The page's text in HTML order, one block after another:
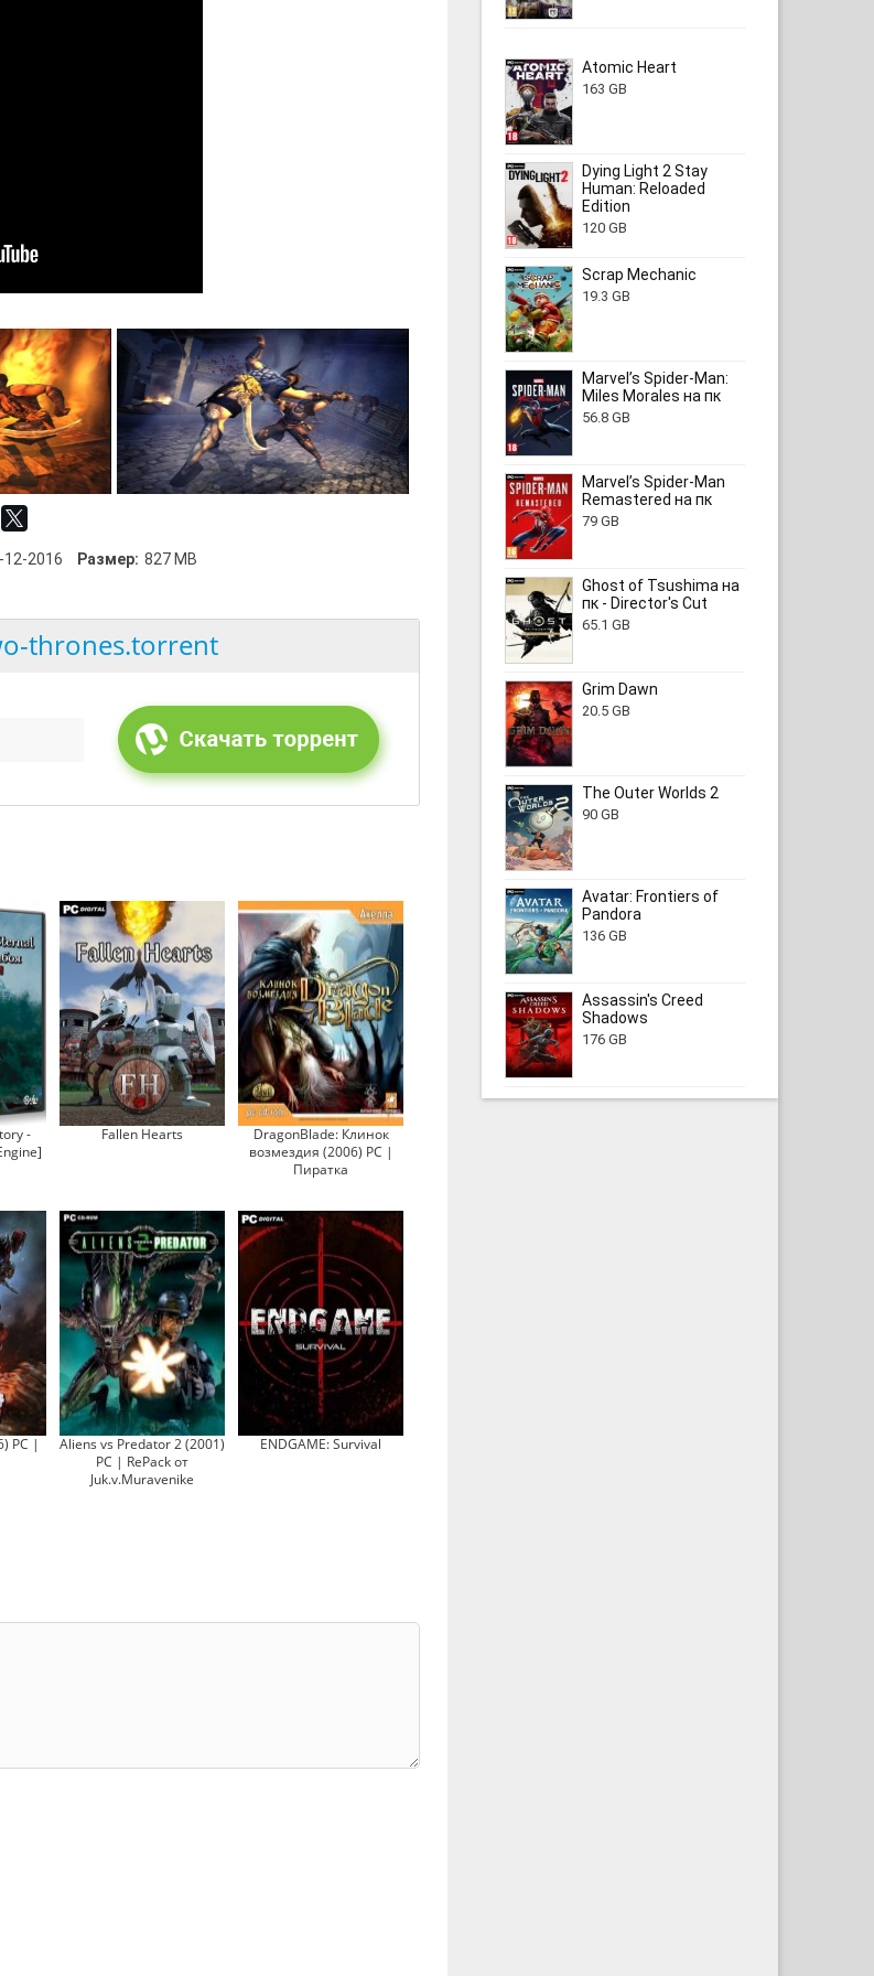
12-2016 Размер: 827 MB
thrones.torrent
-
Fallen Hearts
DragonBlade: Клинок
возмездия (2006) PC |
Пиратка
PC |
Aliens vs Predator 2 (2001)
PC | RePack от
Juk.v.Muravenike
ENDGAME: Survival
Atomic Heart
163 GB
Dying Light 2 Stay
Human: Reloaded
Edition
120 GB
Scrap Mechanic
19.3 GB
Marvel’s Spider-Man:
Miles Morales на пк
56.8 GB
Marvel’s Spider-Man
Remastered на пк
79 GB
Ghost of Tsushima на
пк - Director's Cut
65.1 GB
Grim Dawn
20.5 GB
The Outer Worlds 2
90 GB
Avatar: Frontiers of
Pandora
136 GB
Assassin's Creed
Shadows
176 GB